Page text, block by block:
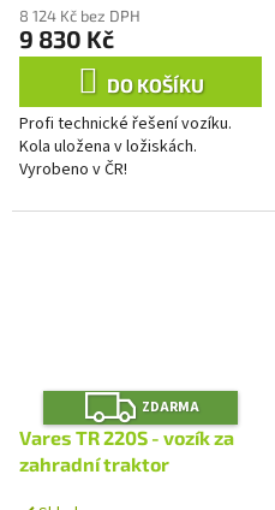
8 124 Kč bez DPH
9 830 Kč
DO KOŠÍKU
Profi technické řešení vozíku.
Kola uložena v ložiskách.
Vyrobeno v ČR!
Z
D
A
R
M
ZDARMA
Vares TR 220S - vozík za
zahradní traktor